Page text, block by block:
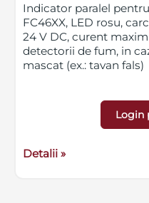
Indicator paralel
FC46XX, LED rosu,
24 V DC, curent
detectorii de fum, in
mascat (ex.: tavan fals)
Login
Detalii »